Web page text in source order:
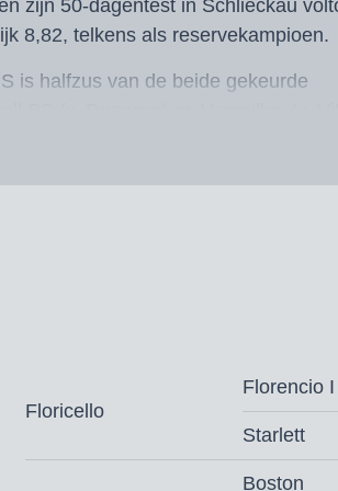
zijn 50-dagentest in Schlieckau
8,82, telkens als reservekampioen.
is halfzus van de beide gekeurde
DSP, Mecklenburg, Oldenburg,
Floricello
Florencio I
Starlett
Boston